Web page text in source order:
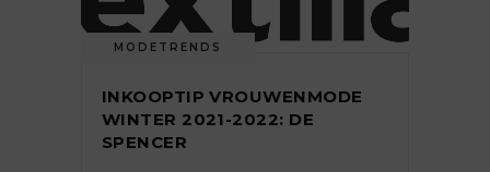
MODETRENDS
INKOOPTIP VROUWENMODE
WINTER 2021-2022: DE
SPENCER